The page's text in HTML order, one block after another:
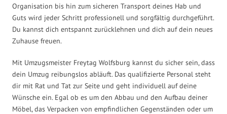
Organisation bis hin zum sicheren Transport deines Hab und
Guts wird jeder Schritt professionell und sorgfältig durchgeführt.
Du kannst dich entspannt zurücklehnen und dich auf dein neues
Zuhause freuen.
Mit Umzugsmeister Freytag Wolfsburg kannst du sicher sein, dass
dein Umzug reibungslos abläuft. Das qualifizierte Personal steht
dir mit Rat und Tat zur Seite und geht individuell auf deine
Wünsche ein. Egal ob es um den Abbau und den Aufbau deiner
Möbel, das Verpacken von empfindlichen Gegenständen oder um